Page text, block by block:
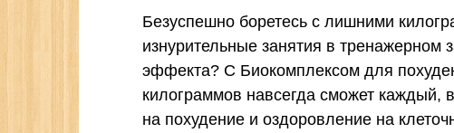
Безуспешно боретесь с лишними
изнурительные занятия в тренажерном
эффекта? С Биокомплексом для
килограммов навсегда сможет каждый,
на похудение и оздоровление на